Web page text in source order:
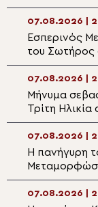
τον π.
στον Άγιο
07.08.2026 |
Εσπερινός
του Σωτήρος
Περάμου
07.08.2026 |
Μήνυμα
Τρίτη Ηλικία
Ρειχέα
07.08.2026 |
Η πανήγυρη
Σωτήρος στη
07.08.2026 |